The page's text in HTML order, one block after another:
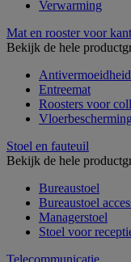
Verwarming
Mat en rooster voor
Bekijk de hele
Entreemat
Roosters voor
Stoel en fauteuil
Bekijk de hele
Bureaustoel
Bureaustoel
Managerstoel
Stoel voor
Telecommunicatie